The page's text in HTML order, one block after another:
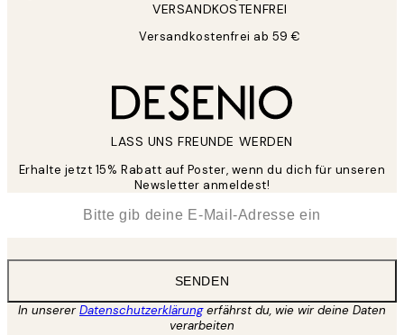
VERSANDKOSTENFREI
Versandkostenfrei ab 59 €
LASS UNS FREUNDE WERDEN
Erhalte jetzt 15% Rabatt auf Poster, wenn du dich für unseren
Newsletter anmeldest!
SENDEN
In unsererDatenschutzerklärungerfährst du, wie wir deine Daten
verarbeiten